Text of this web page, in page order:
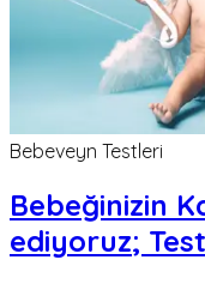
Bebeveyn Testleri
Bebeğinizin
ediyoruz;